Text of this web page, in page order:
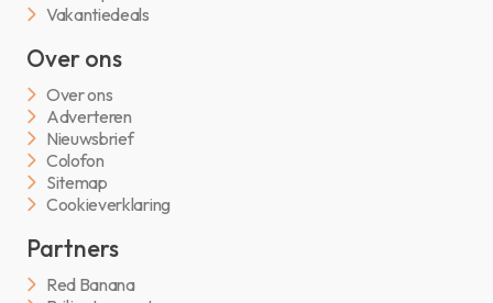
Vakantiedeals
Over ons
Over ons
Adverteren
Nieuwsbrief
Colofon
Sitemap
Cookieverklaring
Partners
Red Banana